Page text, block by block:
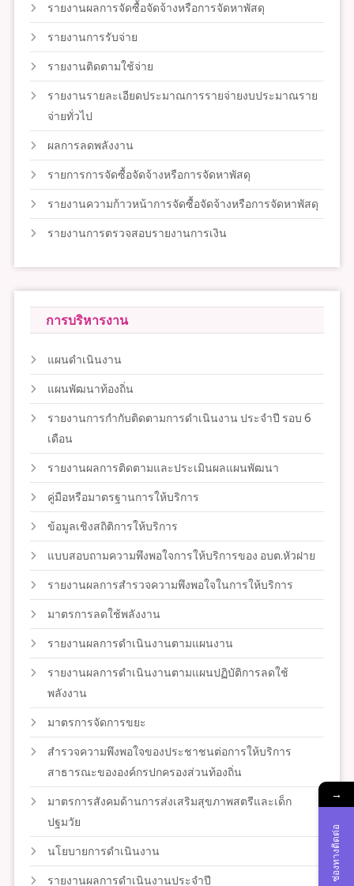
รายงานผลการจัดซื้อจัดจ้างหรือการจัดหาพัสดุ
รายงานการรับจ่าย
รายงานติดตามใช้จ่าย
รายงานรายละเอียดประมาณการรายจ่ายงบประมาณราย
จ่ายทั่วไป
ผลการลดพลังงาน
รายการการจัดซื้อจัดจ้างหรือการจัดหาพัสดุ
รายงานความก้าวหน้าการจัดซื้อจัดจ้างหรือการจัดหาพัสดุ
รายงานการตรวจสอบรายงานการเงิน
การบริหารงาน
แผนดำเนินงาน
แผนพัฒนาท้องถิ่น
รายงานการกำกับติดตามการดำเนินงาน ประจำปี รอบ 6
เดือน
รายงานผลการติดตามและประเมินผลแผนพัฒนา
คู่มือหรือมาตรฐานการให้บริการ
ข้อมูลเชิงสถิติการให้บริการ
แบบสอบถามความพึงพอใจการให้บริการของ อบต.หัวฝาย
รายงานผลการสำรวจความพึงพอใจในการให้บริการ
มาตรการลดใช้พลังงาน
รายงานผลการดำเนินงานตามแผนงาน
รายงานผลการดำเนินงานตามแผนปฏิบัติการลดใช้
พลังงาน
มาตรการจัดการขยะ
สำรวจความพึงพอใจของประชาชนต่อการให้บริการ
สาธารณะขององค์กรปกครองส่วนท้องถิ่น
มาตรการสังคมด้านการส่งเสริมสุขภาพสตรีและเด็ก
ปฐมวัย
นโยบายการดำเนินงาน
รายงานผลการดำเนินงานประจำปี
→
ช่องทางติดต่อ